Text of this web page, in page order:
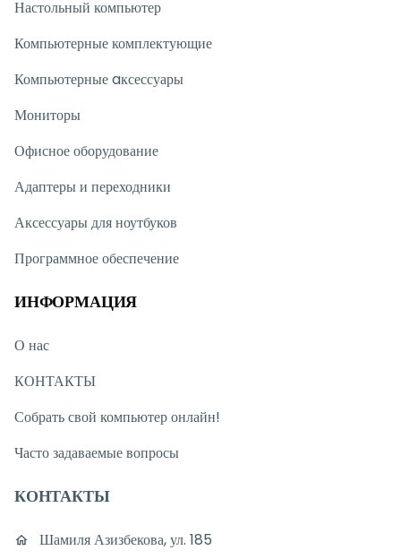
Настольный компьютер
Компьютерные комплектующие
Компьютерные aксессуары
Мониторы
Офисное оборудование
Адаптеры и переходники
Аксессуары для ноутбуков
Программное обеспечение
ИНФОРМАЦИЯ
О нас
КОНТАКТЫ
Собрать свой компьютер онлайн!
Часто задаваемые вопросы
КОНТАКТЫ
Шамиля Азизбекова, ул. 185